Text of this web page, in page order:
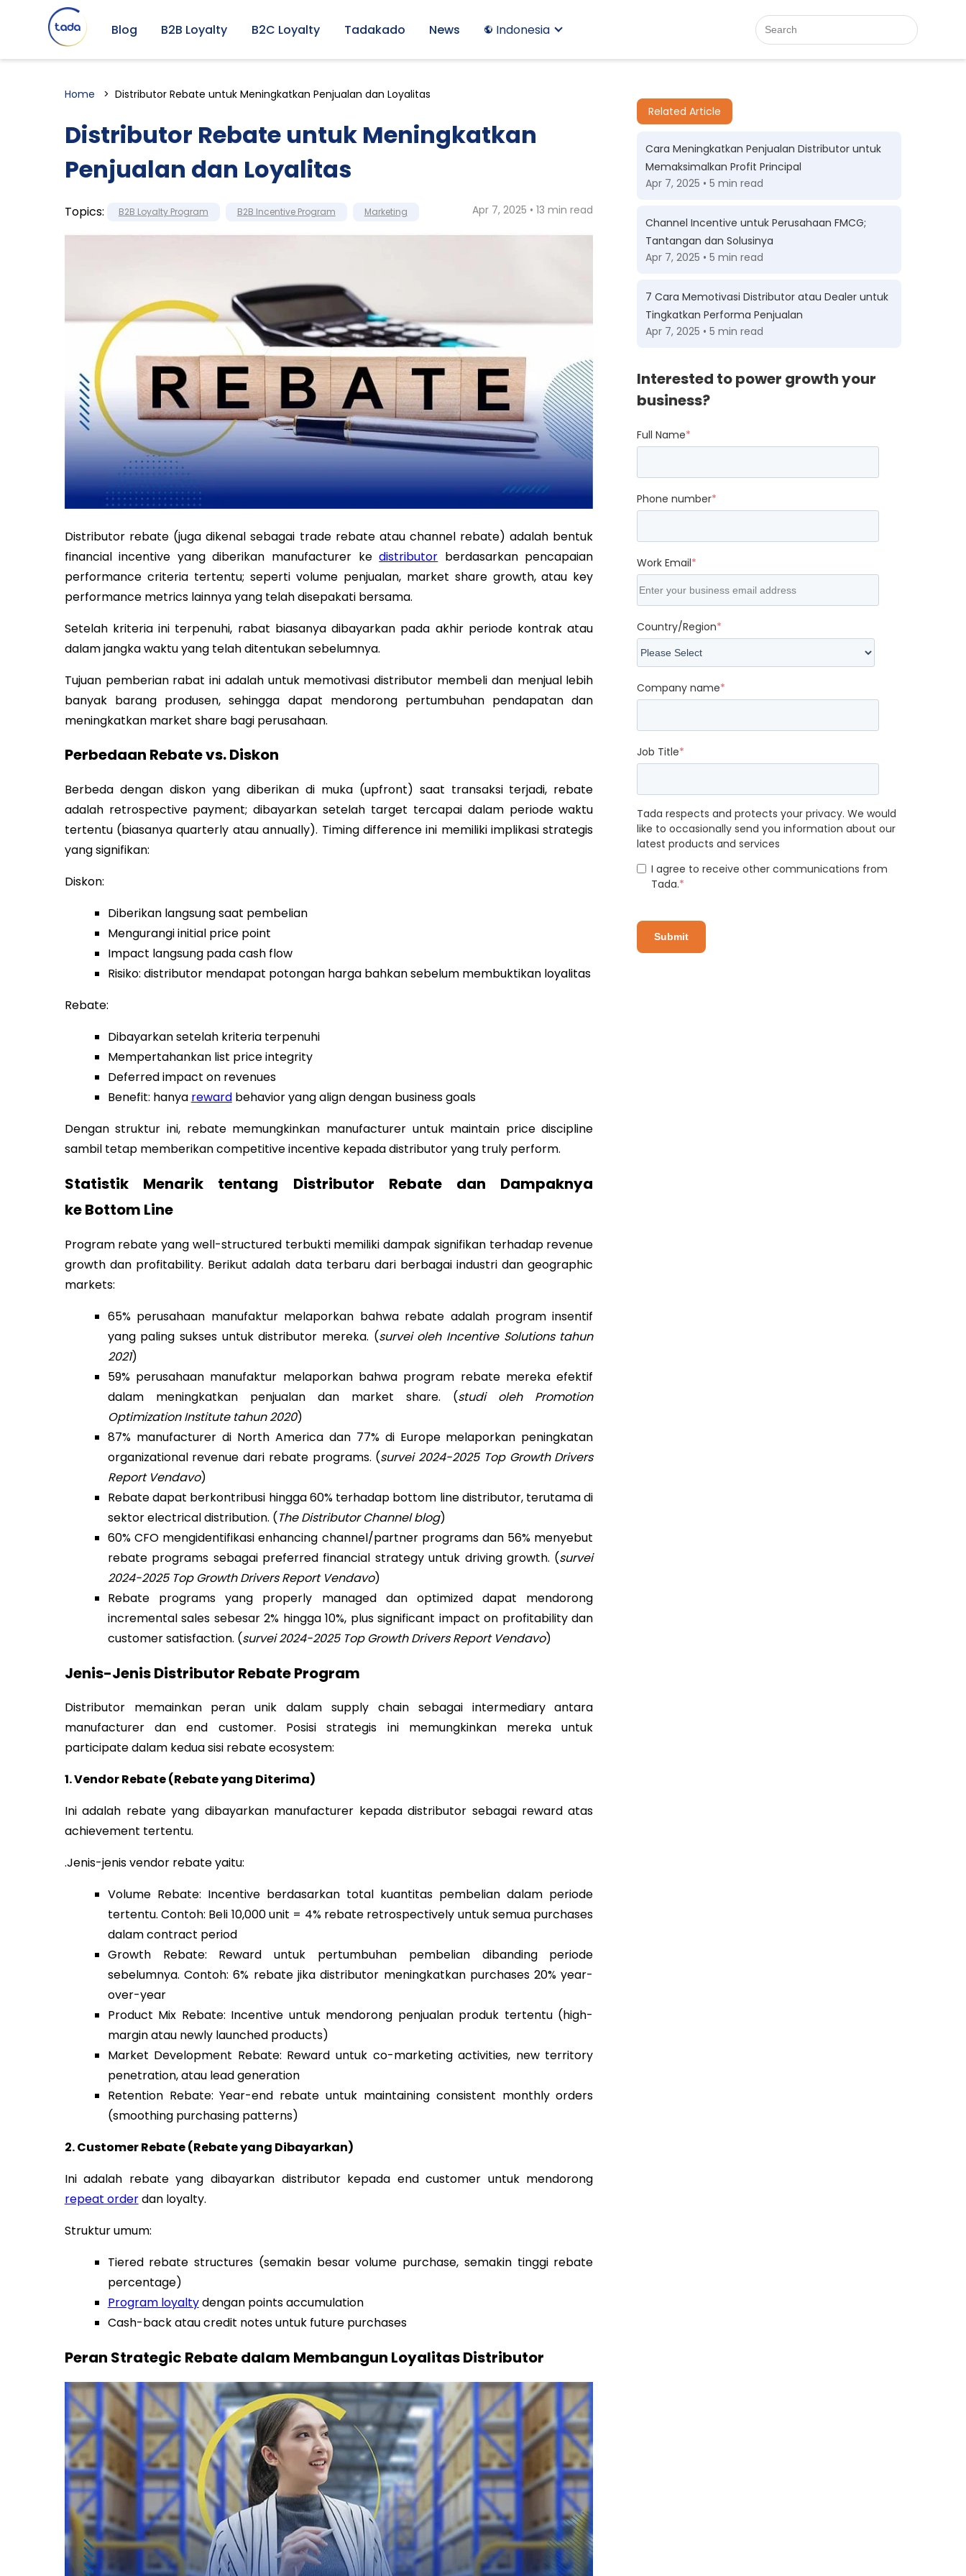
Blog B2B Loyalty B2C Loyalty Tadakado News Indonesia
Home Distributor Rebate untuk Meningkatkan Penjualan dan Loyalitas
Distributor Rebate untuk Meningkatkan
Penjualan dan Loyalitas
Topics: B2B Loyalty Program B2B Incentive Program Marketing Apr 7, 2025 • 13 min read
Distributor rebate (juga dikenal sebagai trade rebate atau channel rebate) adalah bentuk
financial incentive yang diberikan manufacturer kedistributor berdasarkan pencapaian
performance criteria tertentu; seperti volume penjualan, market share growth, atau key
performance metrics lainnya yang telah disepakati bersama.
Setelah kriteria ini terpenuhi, rabat biasanya dibayarkan pada akhir periode kontrak atau
dalam jangka waktu yang telah ditentukan sebelumnya.
Tujuan pemberian rabat ini adalah untuk memotivasi distributor membeli dan menjual lebih
banyak barang produsen, sehingga dapat mendorong pertumbuhan pendapatan dan
meningkatkan market share bagi perusahaan.
Perbedaan Rebate vs. Diskon
Berbeda dengan diskon yang diberikan di muka (upfront) saat transaksi terjadi, rebate
adalah retrospective payment; dibayarkan setelah target tercapai dalam periode waktu
tertentu (biasanya quarterly atau annually). Timing difference ini memiliki implikasi strategis
yang signifikan:
Diskon:
Diberikan langsung saat pembelian
Mengurangi initial price point
Impact langsung pada cash flow
Risiko: distributor mendapat potongan harga bahkan sebelum membuktikan loyalitas
Rebate:
Dibayarkan setelah kriteria terpenuhi
Mempertahankan list price integrity
Deferred impact on revenues
Benefit: hanya rewardbehavior yang align dengan business goals
Dengan struktur ini, rebate memungkinkan manufacturer untuk maintain price discipline
sambil tetap memberikan competitive incentive kepada distributor yang truly perform.
Statistik Menarik tentang Distributor Rebate dan Dampaknya
ke Bottom Line
Program rebate yang well-structured terbukti memiliki dampak signifikan terhadap revenue
growth dan profitability. Berikut adalah data terbaru dari berbagai industri dan geographic
markets:
65% perusahaan manufaktur melaporkan bahwa rebate adalah program insentif
yang paling sukses untuk distributor mereka. (survei oleh Incentive Solutions tahun
2021)
59% perusahaan manufaktur melaporkan bahwa program rebate mereka efektif
dalam meningkatkan penjualan dan market share. (studi oleh Promotion
Optimization Institute tahun 2020)
87% manufacturer di North America dan 77% di Europe melaporkan peningkatan
organizational revenue dari rebate programs. (survei 2024-2025 Top Growth Drivers
Report Vendavo)
Rebate dapat berkontribusi hingga 60% terhadap bottom line distributor, terutama di
sektor electrical distribution. (The Distributor Channel blog)
60% CFO mengidentifikasi enhancing channel/partner programs dan 56% menyebut
rebate programs sebagai preferred financial strategy untuk driving growth. (survei
2024-2025 Top Growth Drivers Report Vendavo)
Rebate programs yang properly managed dan optimized dapat mendorong
incremental sales sebesar 2% hingga 10%, plus significant impact on profitability dan
customer satisfaction. (survei 2024-2025 Top Growth Drivers Report Vendavo)
Jenis-Jenis Distributor Rebate Program
Distributor memainkan peran unik dalam supply chain sebagai intermediary antara
manufacturer dan end customer. Posisi strategis ini memungkinkan mereka untuk
participate dalam kedua sisi rebate ecosystem:
1. Vendor Rebate (Rebate yang Diterima)
Ini adalah rebate yang dibayarkan manufacturer kepada distributor sebagai reward atas
achievement tertentu.
.Jenis-jenis vendor rebate yaitu:
Volume Rebate: Incentive berdasarkan total kuantitas pembelian dalam periode
tertentu. Contoh: Beli 10,000 unit = 4% rebate retrospectively untuk semua purchases
dalam contract period
Growth Rebate: Reward untuk pertumbuhan pembelian dibanding periode
sebelumnya. Contoh: 6% rebate jika distributor meningkatkan purchases 20% year-
over-year
Product Mix Rebate: Incentive untuk mendorong penjualan produk tertentu (high-
margin atau newly launched products)
Market Development Rebate: Reward untuk co-marketing activities, new territory
penetration, atau lead generation
Retention Rebate: Year-end rebate untuk maintaining consistent monthly orders
(smoothing purchasing patterns)
2. Customer Rebate (Rebate yang Dibayarkan)
Ini adalah rebate yang dibayarkan distributor kepada end customer untuk mendorong
repeat orderdan loyalty.
Struktur umum:
Tiered rebate structures (semakin besar volume purchase, semakin tinggi rebate
percentage)
Program loyaltydengan points accumulation
Cash-back atau credit notes untuk future purchases
Peran Strategic Rebate dalam Membangun Loyalitas Distributor
Related Article
Cara Meningkatkan Penjualan Distributor untuk
Memaksimalkan Profit Principal
Apr 7, 2025 • 5 min read
Channel Incentive untuk Perusahaan FMCG;
Tantangan dan Solusinya
Apr 7, 2025 • 5 min read
7 Cara Memotivasi Distributor atau Dealer untuk
Tingkatkan Performa Penjualan
Apr 7, 2025 • 5 min read
Interested to power growth your
business?
Full Name*
Phone number*
Work Email*
Country/Region*
Company name*
Job Title*
Tada respects and protects your privacy. We would
like to occasionally send you information about our
latest products and services
I agree to receive other communications from
Tada.*